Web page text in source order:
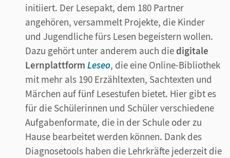
initiiert. Der Lesepakt, dem 180 Partner
angehören, versammelt Projekte, die Kinder
und Jugendliche fürs Lesen begeistern wollen.
Dazu gehört unter anderem auch diedigitale
Lernplattform Leseo, die eine Online-Bibliothek
mit mehr als 190 Erzähltexten, Sachtexten und
Märchen auf fünf Lesestufen bietet. Hier gibt es
für die Schülerinnen und Schüler verschiedene
Aufgabenformate, die in der Schule oder zu
Hause bearbeitet werden können. Dank des
Diagnosetools haben die Lehrkräfte jederzeit die